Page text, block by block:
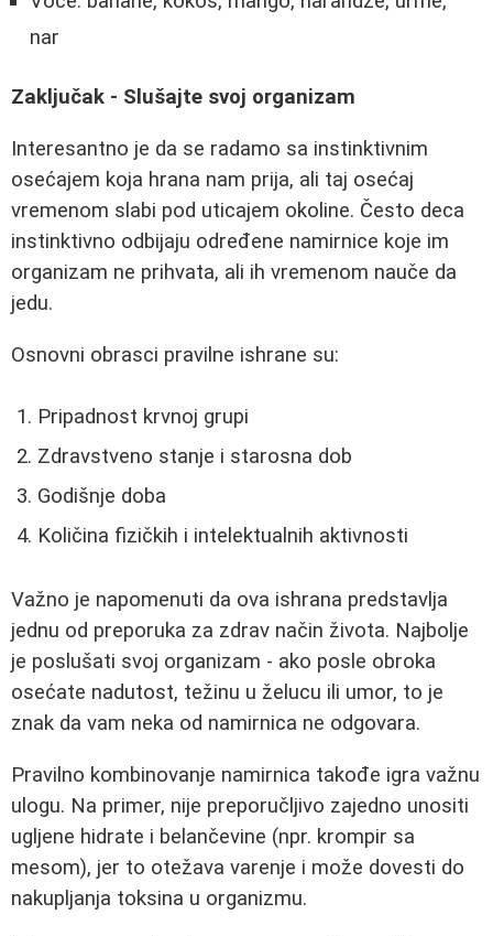
nar
Zaključak - Slušajte svoj organizam
Interesantno je da se radamo sa instinktivnim
osećajem koja hrana nam prija, ali taj osećaj
vremenom slabi pod uticajem okoline. Često deca
instinktivno odbijaju određene namirnice koje im
organizam ne prihvata, ali ih vremenom nauče da
jedu.
Osnovni obrasci pravilne ishrane su:
Pripadnost krvnoj grupi
Zdravstveno stanje i starosna dob
Godišnje doba
Količina fizičkih i intelektualnih aktivnosti
Važno je napomenuti da ova ishrana predstavlja
jednu od preporuka za zdrav način života. Najbolje
je poslušati svoj organizam - ako posle obroka
osećate nadutost, težinu u želucu ili umor, to je
znak da vam neka od namirnica ne odgovara.
Pravilno kombinovanje namirnica takođe igra važnu
ulogu. Na primer, nije preporučljivo zajedno unositi
ugljene hidrate i belančevine (npr. krompir sa
mesom), jer to otežava varenje i može dovesti do
nakupljanja toksina u organizmu.